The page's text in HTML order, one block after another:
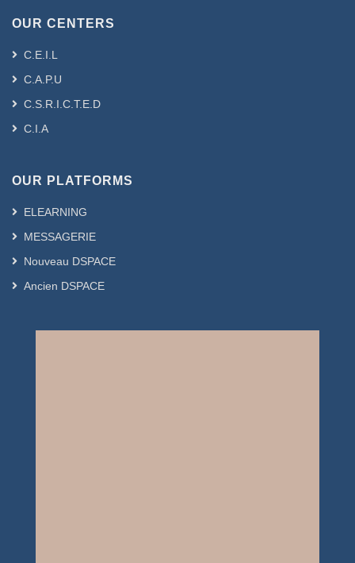
OUR CENTERS
C.E.I.L
C.A.P.U
C.S.R.I.C.T.E.D
C.I.A
OUR PLATFORMS
ELEARNING
MESSAGERIE
Nouveau DSPACE
Ancien DSPACE